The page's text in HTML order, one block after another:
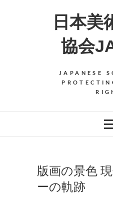
日本美
協会
JAPANESE
版画の景色
ーの軌跡